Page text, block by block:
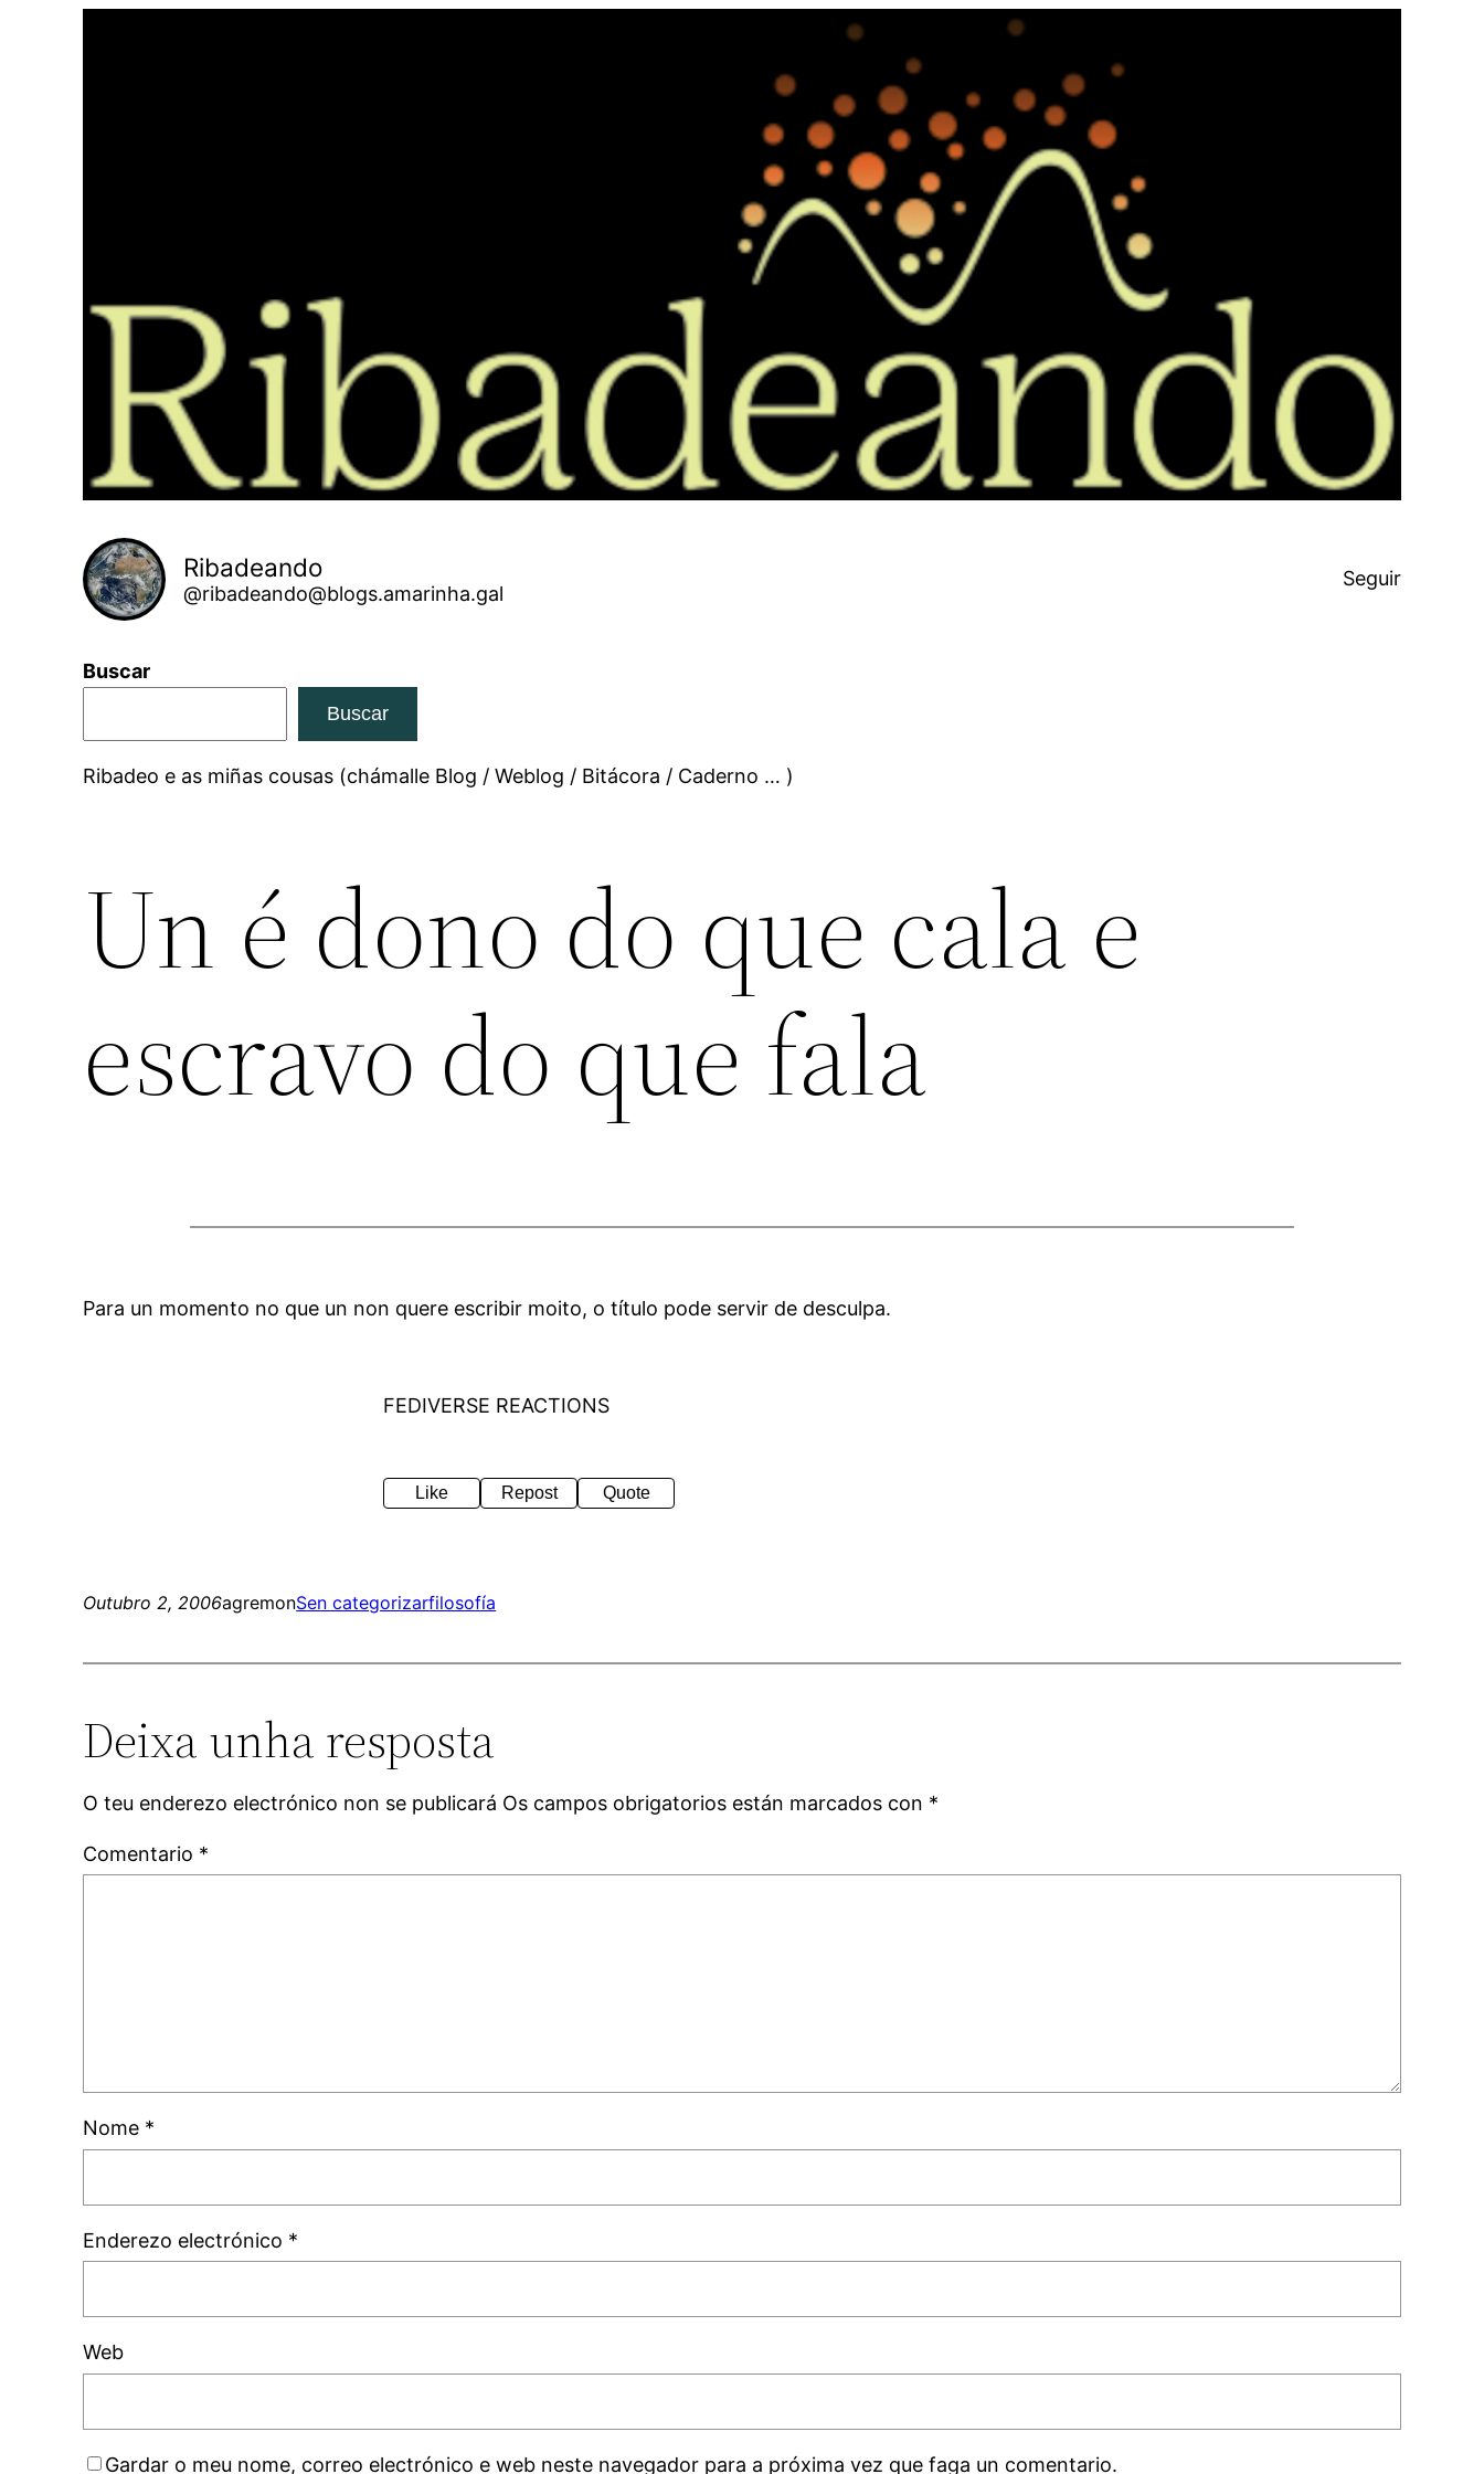
Ribadeando
@ribadeando@blogs.amarinha.gal
Seguir
Buscar
Buscar
Ribadeo e as miñas cousas (chámalle Blog / Weblog / Bitácora / Caderno … )
Un é dono do que cala e
escravo do que fala
Para un momento no que un non quere escribir moito, o título pode servir de desculpa.
FEDIVERSE REACTIONS
Like Repost Quote
Outubro 2, 2006agremonSen categorizarfilosofía
Deixa unha resposta
O teu enderezo electrónico non se publicará Os campos obrigatorios están marcados con *
Comentario *
Nome *
Enderezo electrónico *
Web
Gardar o meu nome, correo electrónico e web neste navegador para a próxima vez que faga un comentario.